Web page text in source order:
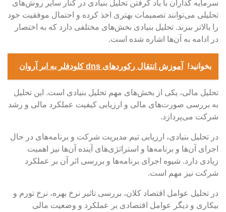
سرمایه گذاران با یاد گرفتن تحلیل بنیادی در کنار سایر روش‌های
تحلیلی می‌توانند تصمیمات بهتری اخذ کرده و احتمال موفقیت خود
را بالاتر ببرند. تحلیل بنیادی بخش‌های مختلفی دارد که به اختصار
در ادامه به آن‌ها اشاره شده است.
بخوانید! آموزش انتقال رکوردهای dns کلودفلر به ابر آروان
تحلیل مالی، یکی از بخش‌های مهم تحلیل بنیادی است. این تحلیل
به بررسی صورت‌های مالی و ارزیابی کیفیت عملکرد مالی و رشد
شرکت می‌پردازد.
در تحلیل بنیادی، ارزیابی تیم مدیریت شرکت و برنامه‌های در حال
اجرای آن‌ها و برنامه‌ها و استراتژی‌های آینده آن‌ها نیز اهمیت
زیادی دارد. شیوه اجرای برنامه‌ها و بررسی اثر آن بر عملکرد
شرکت نیز مهم است.
در تحلیل عوامل اقتصاد کلان، بررسی تاثیر نرخ بهره، نرخ تورم و
بیکاری و دیگر عوامل اقتصادی بر عملکرد و وضعیت مالی